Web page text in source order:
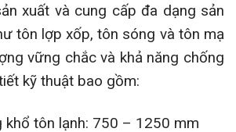
xuất và cung cấp đa dạng sản
tôn lợp xốp, tôn sóng và tôn mạ
vững chắc và khả năng chống
kỹ thuật bao gồm:
khổ tôn lạnh: 750 – 1250 mm